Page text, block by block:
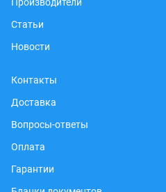
Статьи
Новости
Контакты
Доставка
Вопросы-ответы
Оплата
Гарантии